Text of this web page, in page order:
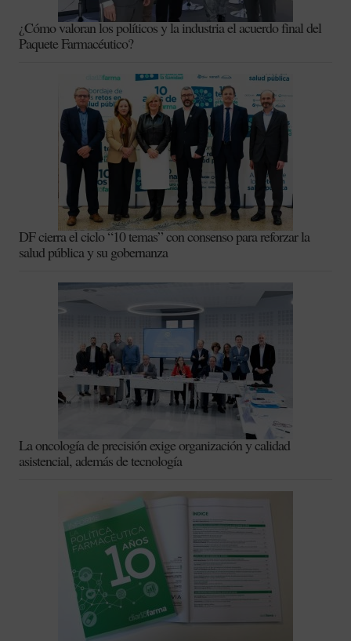
¿Cómo valoran los políticos y la industria el acuerdo final del
Paquete Farmacéutico?
DF cierra el ciclo “10 temas” con consenso para reforzar la
salud pública y su gobernanza
La oncología de precisión exige organización y calidad
asistencial, además de tecnología